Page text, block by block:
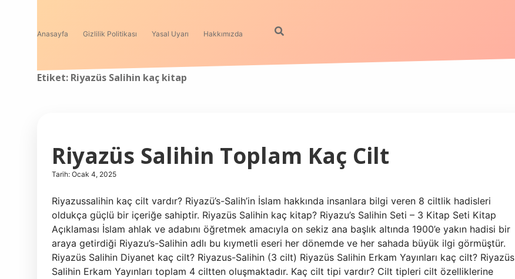
Anasayfa Gizlilik Politikası Yasal Uyarı Hakkımızda
Etiket: Riyazüs Salihin kaç kitap
Riyazüs Salihin Toplam Kaç Cilt
Tarih: Ocak 4, 2025
Riyazussalihin kaç cilt vardır? Riyazü’s-Salih’in İslam hakkında insanlara bilgi veren 8 ciltlik hadisleri
oldukça güçlü bir içeriğe sahiptir. Riyazüs Salihin kaç kitap? Riyazu’s Salihin Seti – 3 Kitap Seti Kitap
Açıklaması İslam ahlak ve adabını öğretmek amacıyla on sekiz ana başlık altında 1900’e yakın hadisi bir
araya getirdiği Riyazu’s-Salihin adlı bu kıymetli eseri her dönemde ve her sahada büyük ilgi görmüştür.
Riyazüs Salihin Diyanet kaç cilt? Riyazus-Salihin (3 cilt) Riyazüs Salihin Erkam Yayınları kaç cilt? Riyazüs
Salihin Erkam Yayınları toplam 4 ciltten oluşmaktadır. Kaç cilt tipi vardır? Cilt tipleri cilt özelliklerine